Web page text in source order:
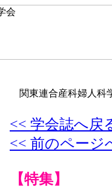
関東連合産科婦人科
<< 学会誌へ戻
<< 前のページ
【特集】